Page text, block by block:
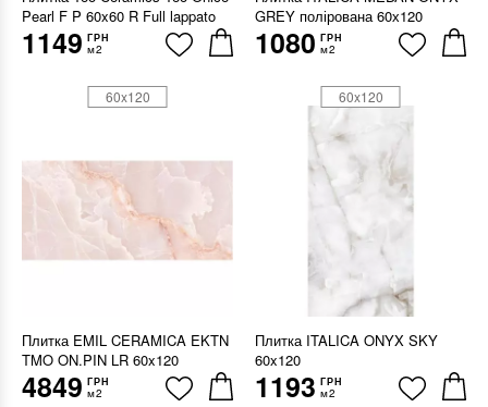
Pearl F P 60x60 R Full lappato
1149 ГРН
м2
GREY полірована 60х120
1080 ГРН
м2
Плитка EMIL CERAMICA EKTN
TMO ON.PIN LR 60x120
4849 ГРН
м2
60x120
Плитка ITALICA ONYX SKY
60x120
1193 ГРН
м2
60x120